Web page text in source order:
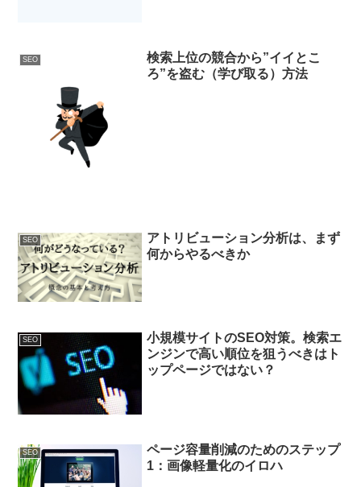
SEO
検索上位の競合から”イイとこ
ろ”を盗む（学び取る）方法
SEO
アトリビューション分析は、まず
何からやるべきか
SEO
小規模サイトのSEO対策。検索エ
ンジンで高い順位を狙うべきはト
ップページではない？
SEO
ページ容量削減のためのステップ
1：画像軽量化のイロハ